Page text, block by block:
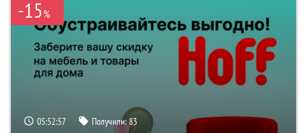
-15%
05:52:56 Получили:83